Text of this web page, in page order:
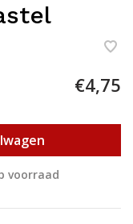
€4,75
voorraad